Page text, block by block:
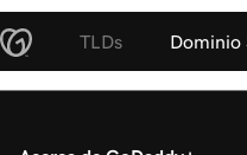
TLDs Dominio